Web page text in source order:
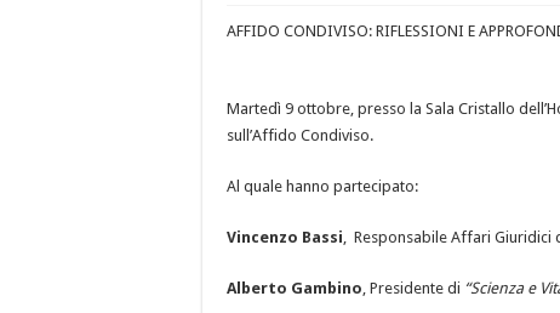
AFFIDO CONDIVISO: RIFLESSIONI E
Martedì 9 ottobre, presso la Sala Cristallo
sull’Affido Condiviso.
Al quale hanno partecipato:
Vincenzo Bassi, Responsabile Affari Giuridici
Alberto Gambino, Presidente di “Scienza e